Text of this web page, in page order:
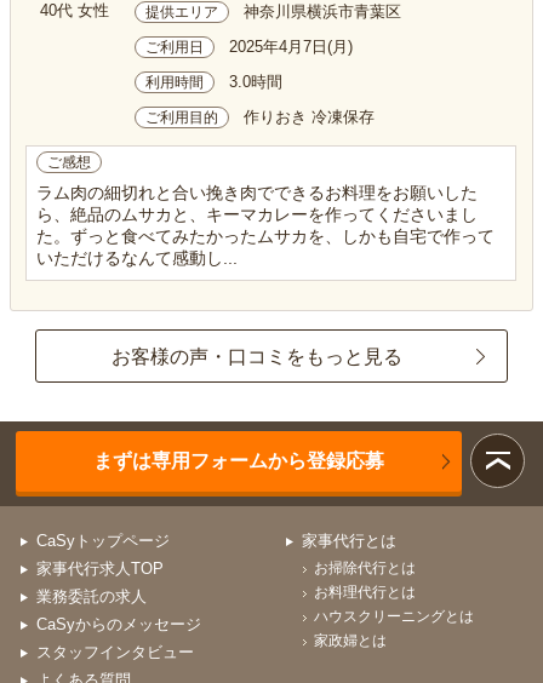
40代 女性 提供エリア 神奈川県横浜市青葉区
ご利用日 2025年4月7日(月)
利用時間 3.0時間
ご利用目的 作りおき 冷凍保存
ご感想
ラム肉の細切れと合い挽き肉でできるお料理をお願いした
ら、絶品のムサカと、キーマカレーを作ってくださいまし
た。ずっと食べてみたかったムサカを、しかも自宅で作って
いただけるなんて感動し...
お客様の声・口コミをもっと見る
まずは専用フォームから登録応募
CaSyトップページ
家事代行求人TOP
業務委託の求人
CaSyからのメッセージ
スタッフインタビュー
家事代行とは
お掃除代行とは
お料理代行とは
ハウスクリーニングとは
家政婦とは